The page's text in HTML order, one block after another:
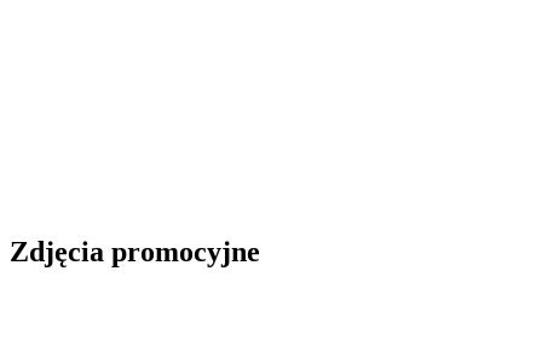
Zdjęcia promocyjne